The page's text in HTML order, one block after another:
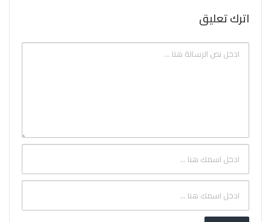
اترك تعليق